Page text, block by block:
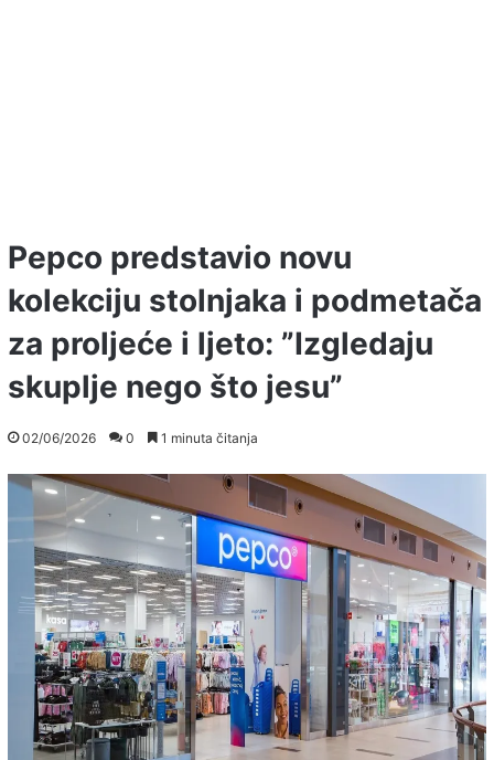
Pepco predstavio novu
kolekciju stolnjaka i podmetača
za proljeće i ljeto: ”Izgledaju
skuplje nego što jesu”
02/06/2026 0 1 minuta čitanja